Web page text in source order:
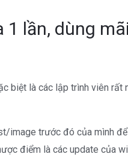
lần, dùng
biệt là các lập trình viên
image trước đó của mình
điểm là các update của